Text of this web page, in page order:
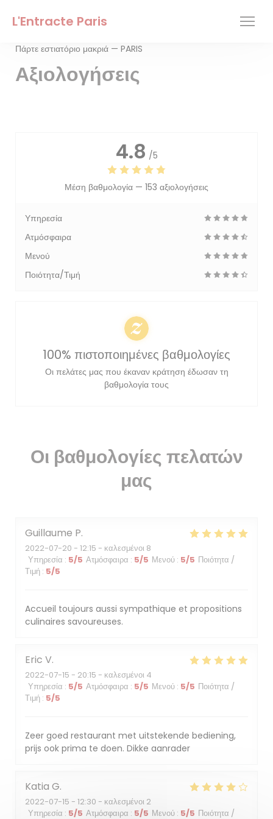
L'Entracte Paris
Πάρτε εστιατόριο μακριά — PARIS
Αξιολογήσεις
Οι βαθμολογίες πελατών
μας
Guillaume P
2022-07-20 - 12:15 - καλεσμένοι 8
Υπηρεσία : 5/5 Ατμόσφαιρα : 5/5 Μενού : 5/5 Ποιότητα /
Τιμή : 5/5
Accueil toujours aussi sympathique et propositions
culinaires savoureuses.
Eric V
2022-07-15 - 20:15 - καλεσμένοι 4
Υπηρεσία : 5/5 Ατμόσφαιρα : 5/5 Μενού : 5/5 Ποιότητα /
Τιμή : 5/5
Zeer goed restaurant met uitstekende bediening,
prijs ook prima te doen. Dikke aanrader
Katia G
2022-07-15 - 12:30 - καλεσμένοι 2
Υπηρεσία : 5/5 Ατμόσφαιρα : 5/5 Μενού : 5/5 Ποιότητα /
4.8 /5
Μέση βαθμολογία — 153 αξιολογήσεις
Υπηρεσία
Ατμόσφαιρα
Μενού
Ποιότητα/Τιμή
100% πιστοποιημένες βαθμολογίες
Οι πελάτες μας που έκαναν κράτηση έδωσαν τη
βαθμολογία τους